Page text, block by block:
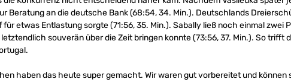
Beratung an die deutsche Bank (68:54, 34. Min.). Deutschlands
für etwas Entlastung sorgte (71:56, 35. Min.). Sabally ließ noch einmal zwei
souverän über die Zeit bringen konnte (73:56, 37. Min.). So trifft
haben das heute super gemacht. Wir waren gut vorbereitet und